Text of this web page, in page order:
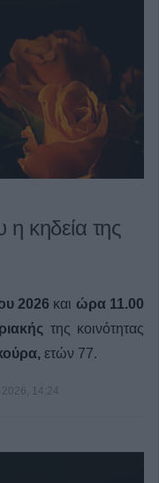
κηδεία της
2026 και ώρα 11.00
της κοινότητας
ετών 77.
14:24